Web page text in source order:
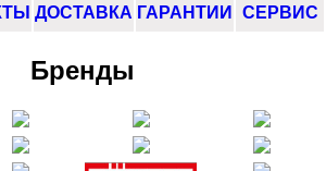
ДОСТАВКА ГАРАНТИИ СЕРВИС
Бренды